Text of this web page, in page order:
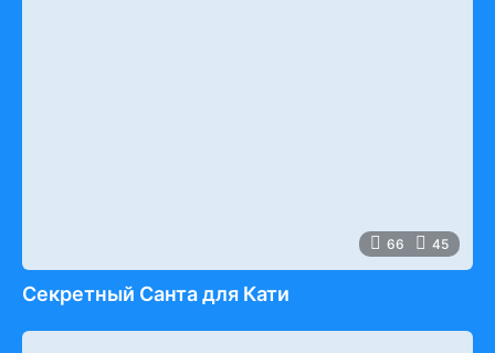
66 45
Секретный Санта для Кати